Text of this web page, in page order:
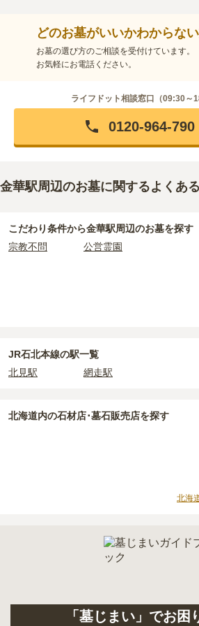
どのお墓がいいかわからな
お墓の選び方のご相談を受付けています。
お気軽にお電話ください。
ライフドット相談窓口（09:30～
0120-964-790
金華駅周辺のお墓に関するよくあ
こだわり条件から金華駅周辺のお墓を探す
宗教不問
公営霊園
JR石北本線の駅一覧
北見駅
網走駅
北海道内の石材店･墓石販売店を探す
北海
「墓じまい」でお困